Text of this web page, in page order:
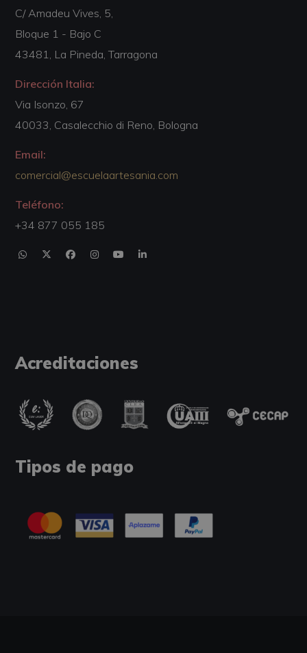
C/ Amadeu Vives, 5,
Bloque 1 - Bajo C
43481, La Pineda, Tarragona
Dirección Italia:
Via Isonzo, 67
40033, Casalecchio di Reno, Bologna
Email:
comercial@escuelaartesania.com
Teléfono:
+34 877 055 185
Acreditaciones
Tipos de pago